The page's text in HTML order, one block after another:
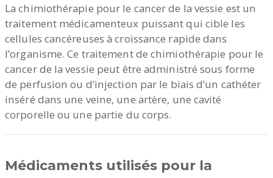
La chimiothérapie pour le cancer de la vessie est un
traitement médicamenteux puissant qui cible les
cellules cancéreuses à croissance rapide dans
l’organisme. Ce traitement de chimiothérapie pour le
cancer de la vessie peut être administré sous forme
de perfusion ou d’injection par le biais d’un cathéter
inséré dans une veine, une artère, une cavité
corporelle ou une partie du corps.
Médicaments utilisés pour la